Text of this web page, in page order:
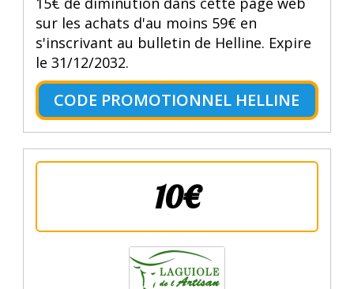
sur les achats d'au moins 59€ en
s'inscrivant au bulletin de Helline. Expire
le 31/12/2032.
CODE PROMOTIONNEL HELLINE
10€